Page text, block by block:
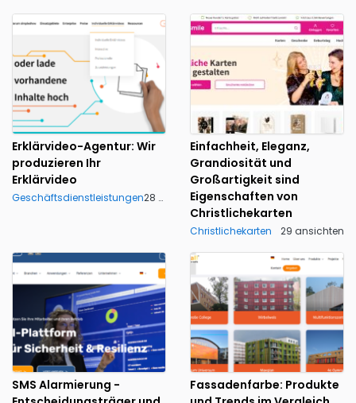
Erklärvideo-Agentur: Wir
produzieren Ihr
Erklärvideo
Geschäftsdienstleistungen 28 ansichten
Einfachheit, Eleganz,
Grandiosität und
Großartigkeit sind
Eigenschaften von
Christlichekarten
Christlichekarten 29 ansichten
SMS Alarmierung -
Fassadenfarbe: Produkte